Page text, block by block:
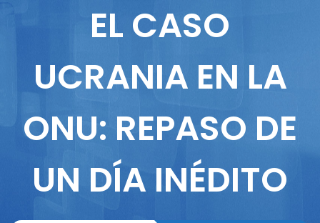
Columnistas
EL CASO
UCRANIA EN LA
ONU: REPASO DE
UN DÍA INÉDITO